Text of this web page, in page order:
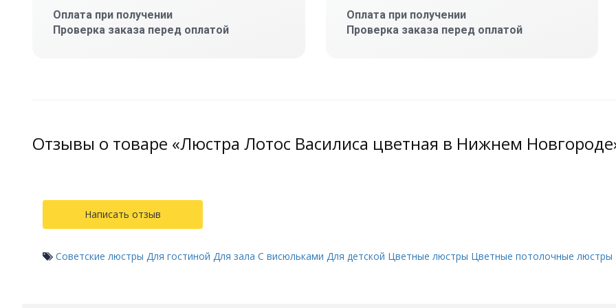
Оплата при получении
Проверка заказа перед оплатой
Оплата при получении
Проверка заказа перед оплатой
Отзывы о товаре «Люстра Лотос Василиса цветная в Нижнем
Написать отзыв
Советские люстры Для гостиной Для зала С висюльками Для детской Цветные люстры Цветные потолочные люстры